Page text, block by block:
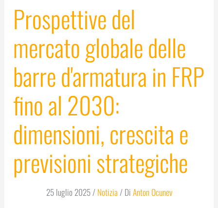
Prospettive del
mercato globale delle
barre d'armatura in FRP
fino al 2030:
dimensioni, crescita e
previsioni strategiche
25 luglio 2025/Notizia / DiAnton Ocunev